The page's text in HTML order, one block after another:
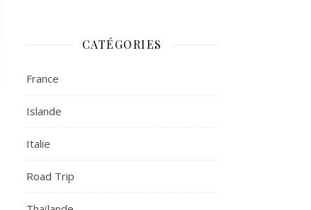
CATÉGORIES
France
Islande
Italie
Road Trip